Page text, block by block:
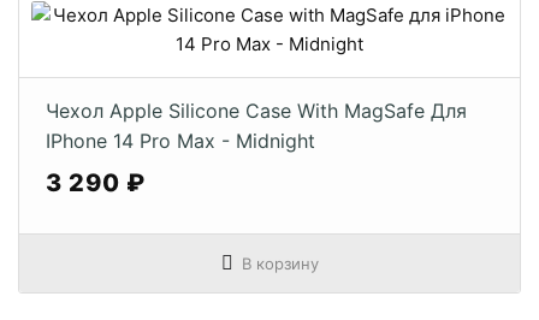
Чехол Apple Silicone Case With MagSafe Для
IPhone 14 Pro Max - Midnight
3 290 ₽
В корзину